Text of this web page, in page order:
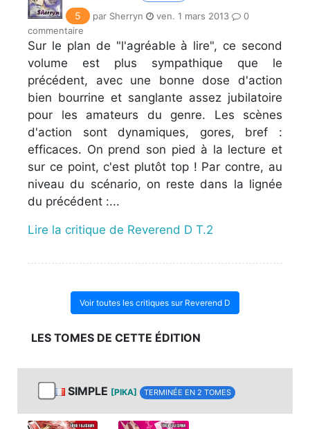
5
par Sherryn ven. 1 mars 2013
0
commentaire
Sur le plan de "l'agréable à lire", ce second
volume est plus sympathique que le
précédent, avec une bonne dose d'action
bien bourrine et sanglante assez jubilatoire
pour les amateurs du genre. Les scènes
d'action sont dynamiques, gores, bref :
efficaces. On prend son pied à la lecture et
sur ce point, c'est plutôt top ! Par contre, au
niveau du scénario, on reste dans la lignée
du précédent :...
Lire la critique de Reverend D T.2
Voir toutes les critiques sur Reverend D
LES TOMES DE CETTE ÉDITION
SIMPLE [PIKA] TERMINÉE EN 2 TOMES